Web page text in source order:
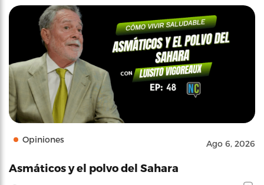
Opiniones Ago 6, 2026
Asmáticos y el polvo del Sahara